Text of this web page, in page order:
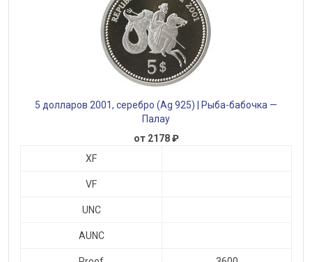
5 долларов 2001, серебро (Ag 925) | Рыба-бабочка —
Палау
от 2178 ₽
XF
VF
UNC
AUNC